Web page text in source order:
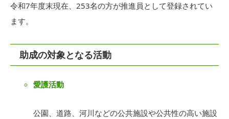
令和7年度末現在、253名の方が推進員として登録されてい
ます。
助成の対象となる活動
愛護活動
公園、道路、河川などの公共施設や公共性の高い施設